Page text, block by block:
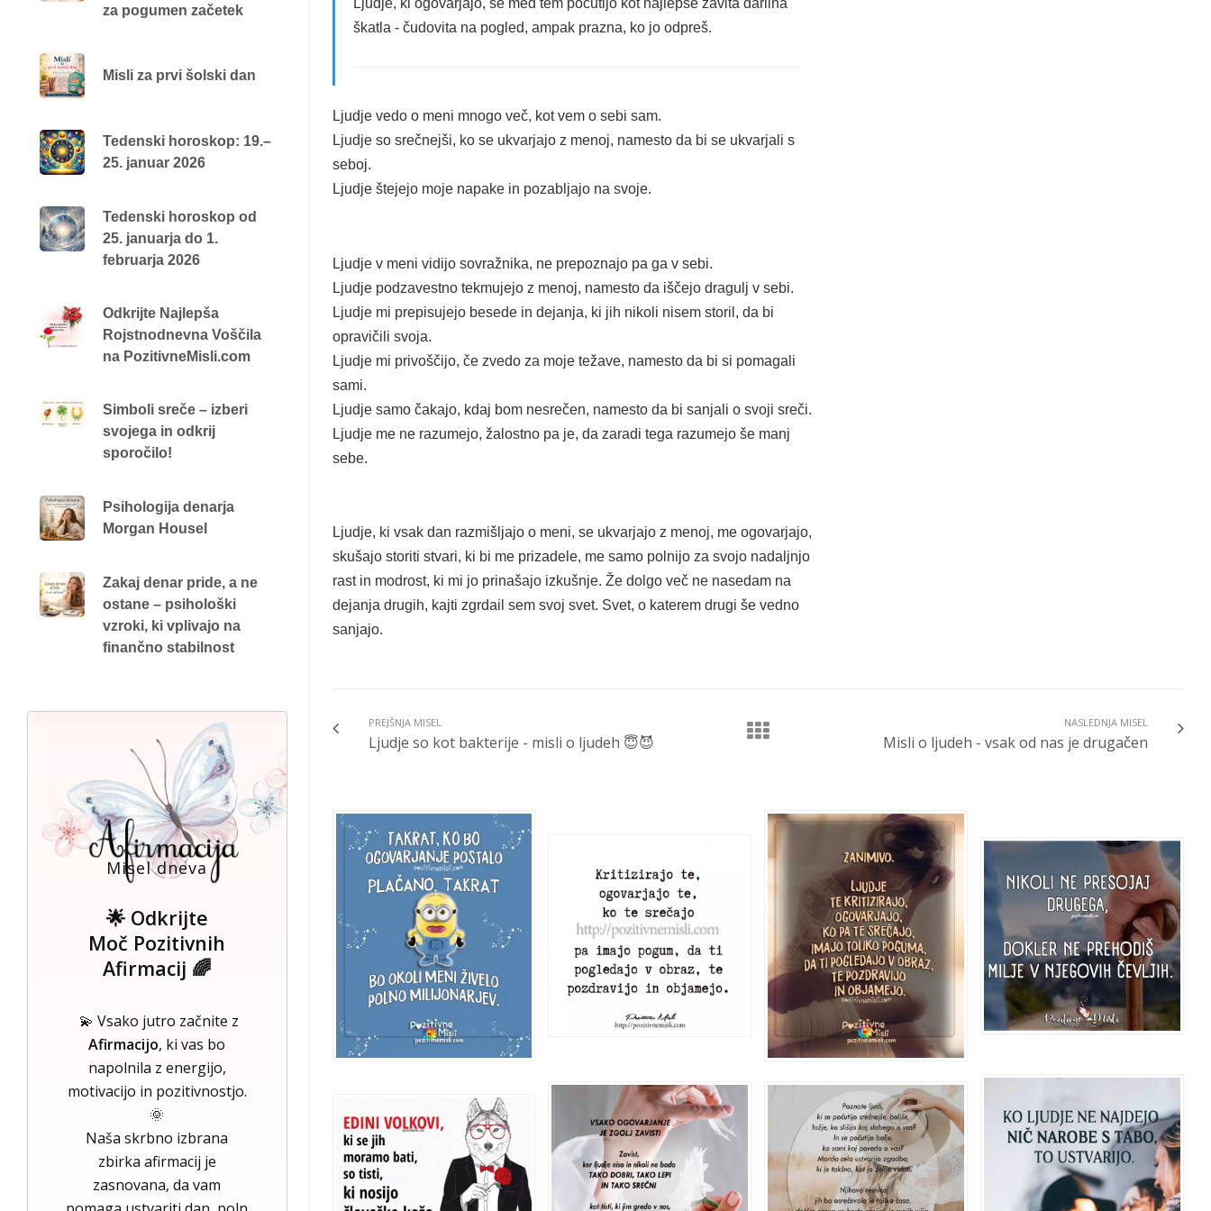
Ljudje, ki ogovarjajo, se med tem počutijo kot najlepše zavita darilna
škatla - čudovita na pogled, ampak prazna, ko jo odpreš.
Ljudje vedo o meni mnogo več, kot vem o sebi sam.
Ljudje so srečnejši, ko se ukvarjajo z menoj, namesto da bi se ukvarjali s
seboj.
Ljudje štejejo moje napake in pozabljajo na svoje.
Ljudje v meni vidijo sovražnika, ne prepoznajo pa ga v sebi.
Ljudje podzavestno tekmujejo z menoj, namesto da iščejo dragulj v sebi.
Ljudje mi prepisujejo besede in dejanja, ki jih nikoli nisem storil, da bi
opravičili svoja.
Ljudje mi privoščijo, če zvedo za moje težave, namesto da bi si pomagali
sami.
Ljudje samo čakajo, kdaj bom nesrečen, namesto da bi sanjali o svoji sreči.
Ljudje me ne razumejo, žalostno pa je, da zaradi tega razumejo še manj
sebe.
Ljudje, ki vsak dan razmišljajo o meni, se ukvarjajo z menoj, me ogovarjajo,
skušajo storiti stvari, ki bi me prizadele, me samo polnijo za svojo nadaljnjo
rast in modrost, ki mi jo prinašajo izkušnje. Že dolgo več ne nasedam na
dejanja drugih, kajti zgrdail sem svoj svet. Svet, o katerem drugi še vedno
sanjajo.
PREJŠNJA MISEL
Ljudje so kot bakterije - misli o ljudeh 😇😈
NASLEDNJA MISEL
Misli o ljudeh - vsak od nas je drugačen
za pogumen začetek
Misli za prvi šolski dan
Tedenski horoskop: 19.–
25. januar 2026
Tedenski horoskop od
25. januarja do 1.
februarja 2026
Odkrijte Najlepša
Rojstnodnevna Voščila
na PozitivneMisli.com
Simboli sreče – izberi
svojega in odkrij
sporočilo!
Psihologija denarja
Morgan Housel
Zakaj denar pride, a ne
ostane – psihološki
vzroki, ki vplivajo na
finančno stabilnost
Misel dneva
🌟 Odkrijte
Moč Pozitivnih
Afirmacij 🌈
💫 Vsako jutro začnite z
Afirmacijo, ki vas bo
napolnila z energijo,
motivacijo in pozitivnostjo.
🌞
Naša skrbno izbrana
zbirka afirmacij je
zasnovana, da vam